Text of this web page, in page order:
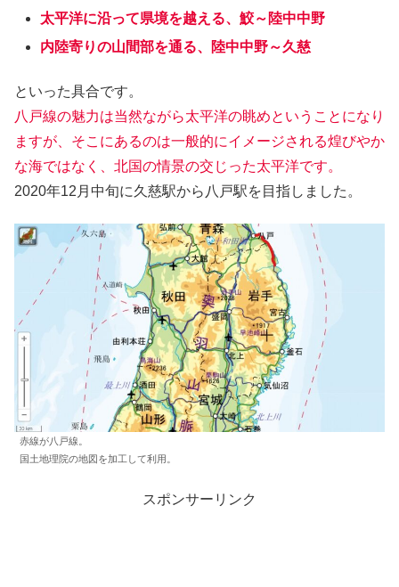
太平洋に沿って県境を越える、鮫～陸中中野
内陸寄りの山間部を通る、陸中中野～久慈
といった具合です。
八戸線の魅力は当然ながら太平洋の眺めということになり
ますが、そこにあるのは一般的にイメージされる煌びやか
な海ではなく、北国の情景の交じった太平洋です。
2020年12月中旬に久慈駅から八戸駅を目指しました。
赤線が八戸線。
国土地理院の地図を加工して利用。
スポンサーリンク